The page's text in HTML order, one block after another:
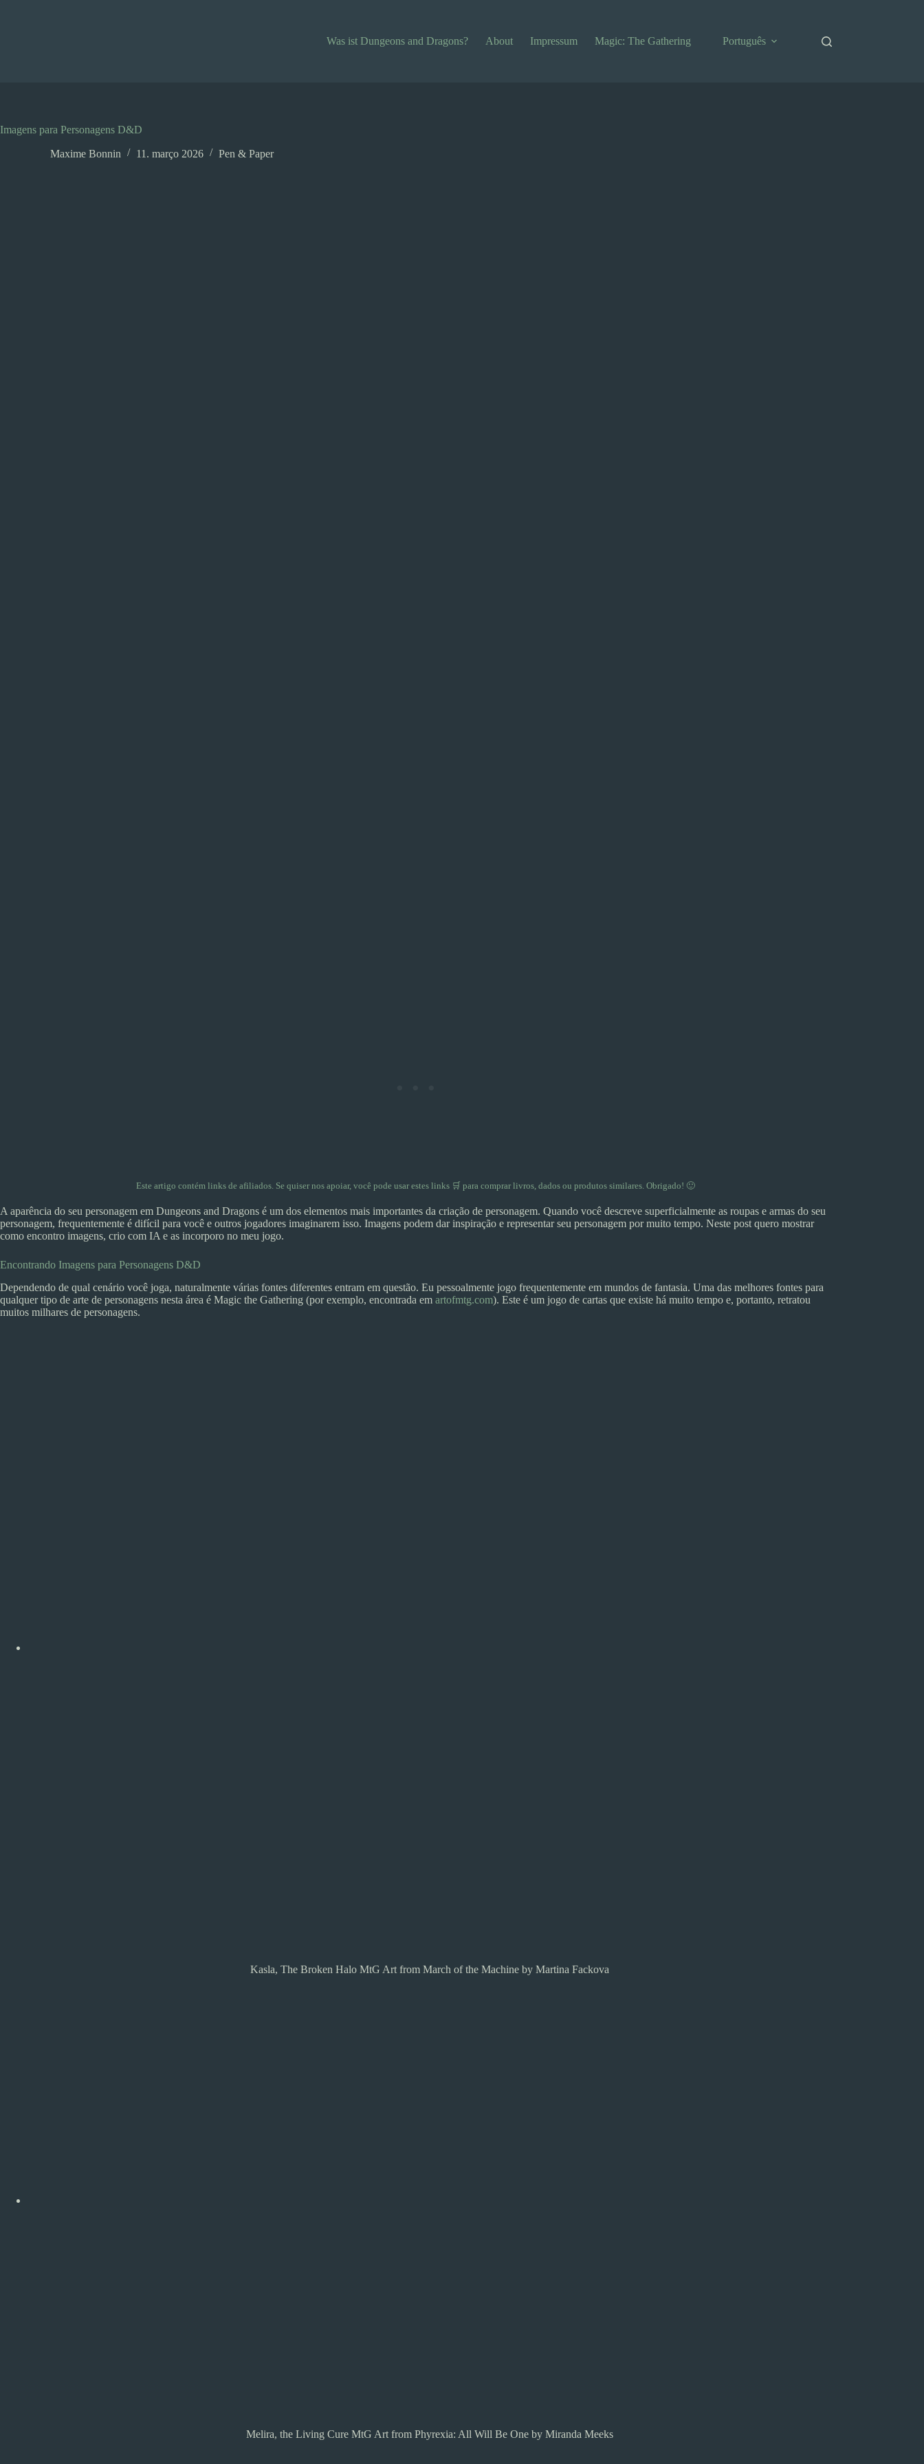
Was ist Dungeons and Dragons? About Impressum Magic: The Gathering Português
Imagens para Personagens D&D
Maxime Bonnin 11. março 2026 Pen & Paper
Este artigo contém links de afiliados. Se quiser nos apoiar, você pode usarestes links 🛒 para comprar livros, dados ou produtos similares. Obrigado! 🙂
A aparência do seu personagem em Dungeons and Dragons é um dos elementos mais importantes da criação de personagem. Quando você descreve superficialmente as roupas e armas do seu
personagem, frequentemente é difícil para você e outros jogadores imaginarem isso. Imagens podem dar inspiração e representar seu personagem por muito tempo. Neste post quero mostrar
como encontro imagens, crio com IA e as incorporo no meu jogo.
Encontrando Imagens para Personagens D&D
Dependendo de qual cenário você joga, naturalmente várias fontes diferentes entram em questão. Eu pessoalmente jogo frequentemente em mundos de fantasia. Uma das melhores fontes para
qualquer tipo de arte de personagens nesta área é Magic the Gathering (por exemplo, encontrada em artofmtg.com). Este é um jogo de cartas que existe há muito tempo e, portanto, retratou
muitos milhares de personagens.
Kasla, The Broken Halo MtG Art from March of the Machine by Martina Fackova
Melira, the Living Cure MtG Art from Phyrexia: All Will Be One by Miranda Meeks